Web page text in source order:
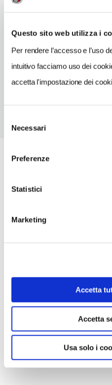
Questo sito web utilizza i
Per rendere l’accesso e l’uso
intuitivo facciamo uso dei
accetta l'impostazione dei
delNecessari
Preferenze
Statistici
Marketing
Accetta
Accetta
Usa solo i
INDIRIZZO EMAIL
TELEFONO
923300089
TIPO DI CUCINA
tipoCucina